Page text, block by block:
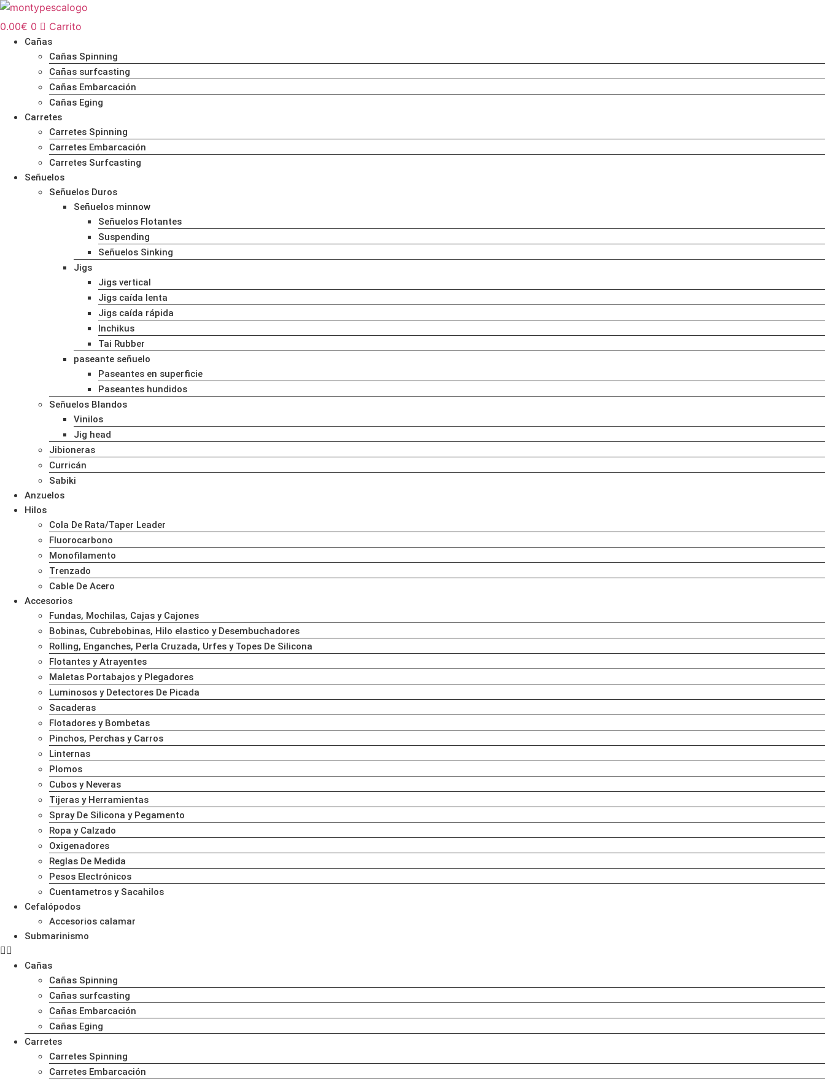
Ir
al
contenido
0.00€ 0 Carrito
Cañas
Cañas Spinning
Cañas surfcasting
Cañas Embarcación
Cañas Eging
Carretes
Carretes Spinning
Carretes Embarcación
Carretes Surfcasting
Señuelos
Señuelos Duros
Señuelos minnow
Señuelos Flotantes
Suspending
Señuelos Sinking
Jigs
Jigs vertical
Jigs caída lenta
Jigs caída rápida
Inchikus
Tai Rubber
paseante señuelo
Paseantes en superficie
Paseantes hundidos
Señuelos Blandos
Vinilos
Jig head
Jibioneras
Curricán
Sabiki
Anzuelos
Hilos
Cola De Rata/Taper Leader
Fluorocarbono
Monofilamento
Trenzado
Cable De Acero
Accesorios
Fundas, Mochilas, Cajas y Cajones
Bobinas, Cubrebobinas, Hilo elastico y Desembuchadores
Rolling, Enganches, Perla Cruzada, Urfes y Topes De Silicona
Flotantes y Atrayentes
Maletas Portabajos y Plegadores
Luminosos y Detectores De Picada
Sacaderas
Flotadores y Bombetas
Pinchos, Perchas y Carros
Linternas
Plomos
Cubos y Neveras
Tijeras y Herramientas
Spray De Silicona y Pegamento
Ropa y Calzado
Oxigenadores
Reglas De Medida
Pesos Electrónicos
Cuentametros y Sacahilos
Cefalópodos
Accesorios calamar
Submarinismo
Cañas
Cañas Spinning
Cañas surfcasting
Cañas Embarcación
Cañas Eging
Carretes
Carretes Spinning
Carretes Embarcación